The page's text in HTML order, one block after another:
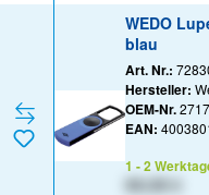
WEDO
blau
Art. Nr.:
Hersteller:
OEM-Nr.
EAN:
1 - 2